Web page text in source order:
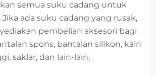
semua suku cadang untuk
ada suku cadang yang rusak,
pembelian aksesori bagi
spons, bantalan silikon, kain
saklar, dan lain-lain.